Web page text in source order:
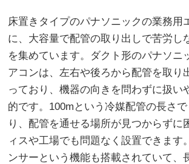
床置きタイプのパナソニックの業務用
に、大容量で配管の取り出しで苦労し
を集めています。 ダクト形のパナソニ
アコンは、左右や後ろから配管を取り
っており、機器の向きを問わずに扱い
的です。100mという冷媒配管の長さ
り、配管を通せる場所が見つからずに
ィスや工場でも問題なく設置できます
ンサーという機能も搭載されていて、